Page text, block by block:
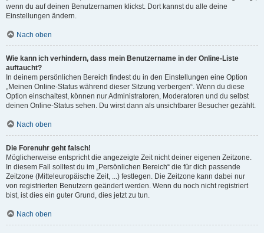
wenn du auf deinen Benutzernamen klickst. Dort kannst du alle deine
Einstellungen ändern.
Nach oben
Wie kann ich verhindern, dass mein Benutzername in der Online-Liste
auftaucht?
In deinem persönlichen Bereich findest du in den Einstellungen eine Option
„Meinen Online-Status während dieser Sitzung verbergen“. Wenn du diese
Option einschaltest, können nur Administratoren, Moderatoren und du selbst
deinen Online-Status sehen. Du wirst dann als unsichtbarer Besucher gezählt.
Nach oben
Die Forenuhr geht falsch!
Möglicherweise entspricht die angezeigte Zeit nicht deiner eigenen Zeitzone.
In diesem Fall solltest du im „Persönlichen Bereich“ die für dich passende
Zeitzone (Mitteleuropäische Zeit, ...) festlegen. Die Zeitzone kann dabei nur
von registrierten Benutzern geändert werden. Wenn du noch nicht registriert
bist, ist dies ein guter Grund, dies jetzt zu tun.
Nach oben